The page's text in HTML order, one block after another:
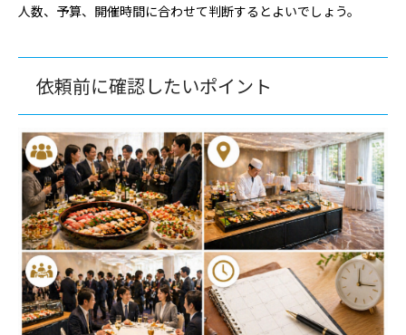
人数、予算、開催時間に合わせて判断するとよいでしょう。
依頼前に確認したいポイント